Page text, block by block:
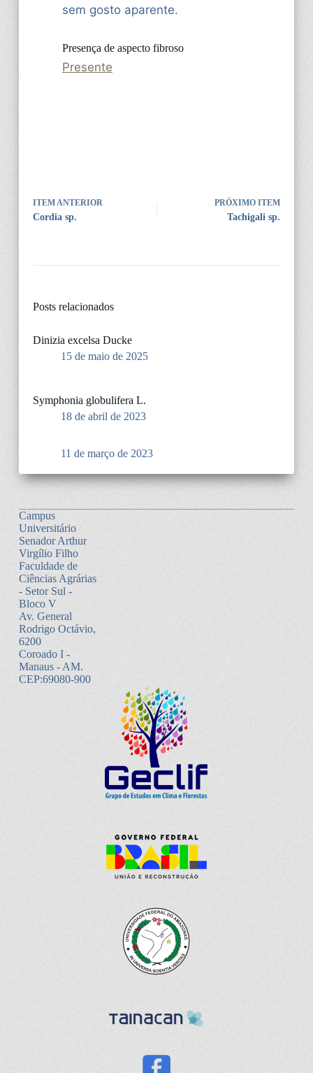
sem gosto aparente.
Presença de aspecto fibroso
Presente
ITEM ANTERIOR
Cordia sp.
PRÓXIMO ITEM
Tachigali sp.
Posts relacionados
Dinizia excelsa Ducke
15 de maio de 2025
Symphonia globulifera L.
18 de abril de 2023
11 de março de 2023
Campus
Universitário
Senador Arthur
Virgílio Filho
Faculdade de
Ciências Agrárias
- Setor Sul -
Bloco V
Av. General
Rodrigo Octávio,
6200
Coroado I -
Manaus - AM.
CEP:69080-900